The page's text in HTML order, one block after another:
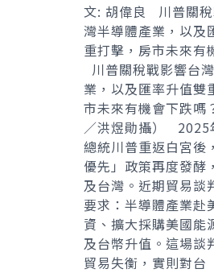
文: 胡偉良 川普關稅
灣半導體產業，以及
重打擊，房市未來有
川普關稅戰影響台
業，以及匯率升值雙
市未來有機會下跌嗎
／洪煜勛攝） 2025
總統川普重返白宮後
優先」政策再度發酵
及台灣。近期貿易談
要求：半導體產業赴
資、擴大採購美國能
及台幣升值。這場談
貿易失衡，實則對台